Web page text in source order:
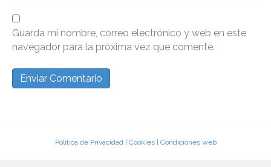
Guarda mi nombre, correo electrónico y web en este
navegador para la próxima vez que comente.
Política de Privacidad| Cookies| Condiciones web